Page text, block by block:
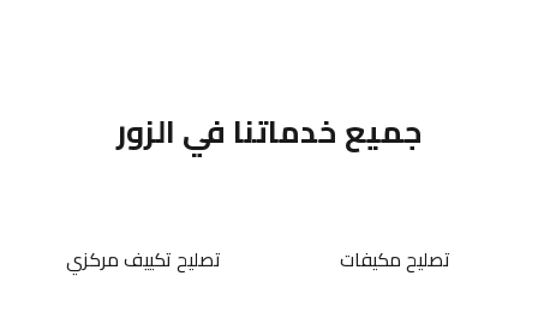
جميع خدماتنا في الزور
تصليح مكيفات تصليح تكييف مركزي